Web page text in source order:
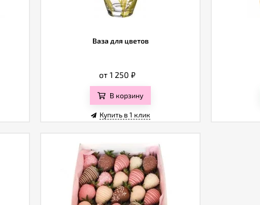
Ваза для цветов
от 1 250 ₽
В корзину
Купить в 1 клик